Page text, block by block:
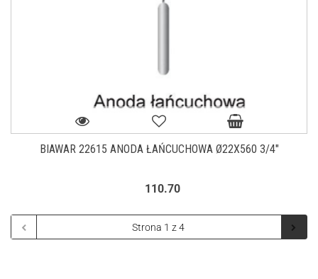
BIAWAR 22615 ANODA ŁAŃCUCHOWA Ø22X560 3/4"
110.70